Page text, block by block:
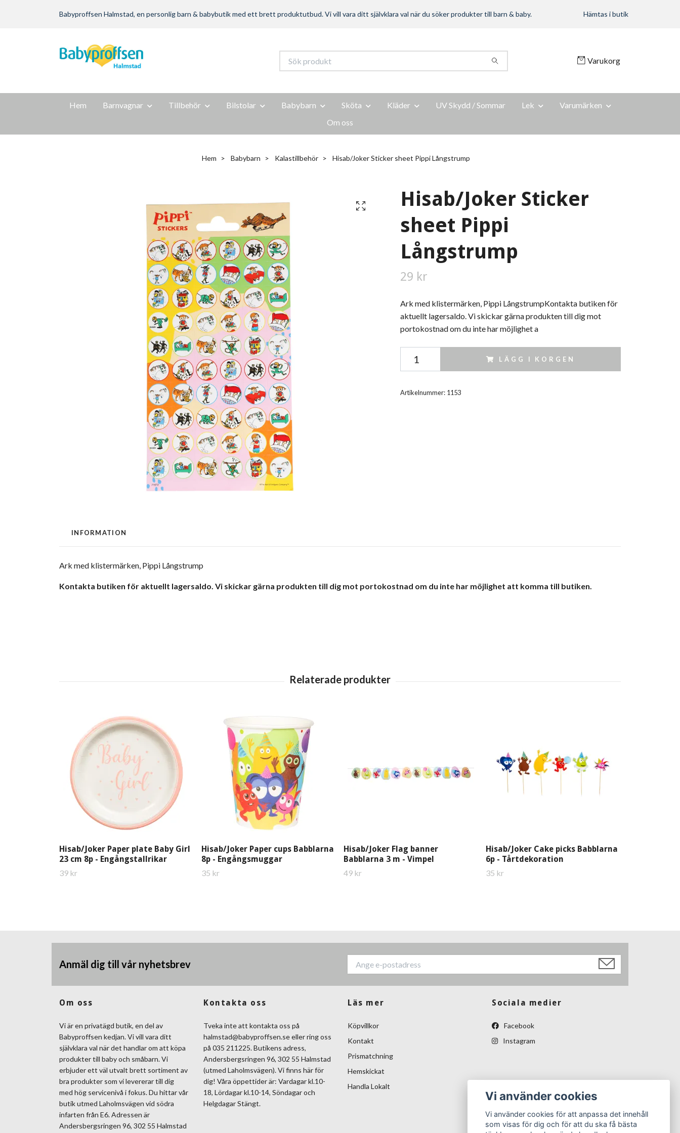
Babyproffsen Halmstad, en personlig barn & babybutik med ett brett produktutbud. Vi vill vara ditt självklara val när du söker produkter till barn & baby. Hämtas i butik
Varukorg
Hem Barnvagnar Tillbehör Bilstolar Babybarn Sköta Kläder UV Skydd / Sommar Lek
Varumärken
Om oss
Hem Babybarn Kalastillbehör Hisab/Joker Sticker sheet Pippi Långstrump
Hisab/Joker Sticker
sheet Pippi
Långstrump
29 kr
Ark med klistermärken, Pippi LångstrumpKontakta butiken för
aktuellt lagersaldo. Vi skickar gärna produkten till dig mot
portokostnad om du inte har möjlighet a
LÄGG I KORGEN
Artikelnummer: 1153
INFORMATION
Ark med klistermärken, Pippi Långstrump
Kontakta butiken för aktuellt lagersaldo. Vi skickar gärna produkten till dig mot portokostnad om du inte har möjlighet att komma till butiken.
Hisab/Joker Paper plate Baby Girl
23 cm 8p - Engångstallrikar
39 kr
Hisab/Joker Paper cups Babblarna
8p - Engångsmuggar
35 kr
Hisab/Joker Flag banner
Babblarna 3 m - Vimpel
49 kr
Hisab/Joker Cake picks Babblarna
6p - Tårtdekoration
35 kr
Anmäl dig till vår nyhetsbrev
Om oss
Vi är en privatägd butik, en del av
Babyproffsen kedjan. Vi vill vara ditt
självklara val när det handlar om att köpa
produkter till baby och småbarn. Vi
erbjuder ett väl utvalt brett sortiment av
bra produkter som vi levererar till dig
med hög servicenivå i fokus. Du hittar vår
butik utmed Laholmsvägen vid södra
infarten från E6. Adressen är
Andersbergsringen 96, 302 55 Halmstad
Kontakta oss
Tveka inte att kontakta oss på
halmstad@babyproffsen.seeller ring oss
på 035 211225. Butikens adress,
Andersbergsringen 96, 302 55 Halmstad
(utmed Laholmsvägen). Vi finns här för
dig! Våra öppettider är: Vardagar kl.10-
18, Lördagar kl.10-14, Söndagar och
Helgdagar Stängt.
Läs mer
Köpvillkor
Kontakt
Prismatchning
Hemskickat
Handla Lokalt
Sociala medier
Facebook
Instagram
Vi använder cookies
Vi använder cookies för att anpassa det innehåll
som visas för dig och för att du ska få bästa